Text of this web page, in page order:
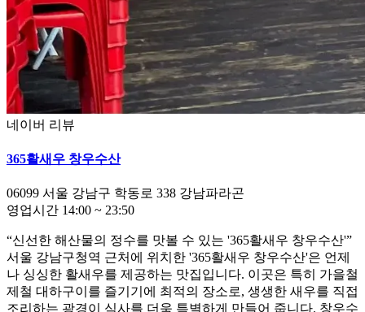
네이버 리뷰
365활새우 창우수산
06099 서울 강남구 학동로 338 강남파라곤
영업시간 14:00 ~ 23:50
“신선한 해산물의 정수를 맛볼 수 있는 '365활새우 창우수산'”
서울 강남구청역 근처에 위치한 '365활새우 창우수산'은 언제
나 싱싱한 활새우를 제공하는 맛집입니다. 이곳은 특히 가을철
제철 대하구이를 즐기기에 최적의 장소로, 생생한 새우를 직접
조리하는 광경이 식사를 더욱 특별하게 만들어 줍니다. 창우수